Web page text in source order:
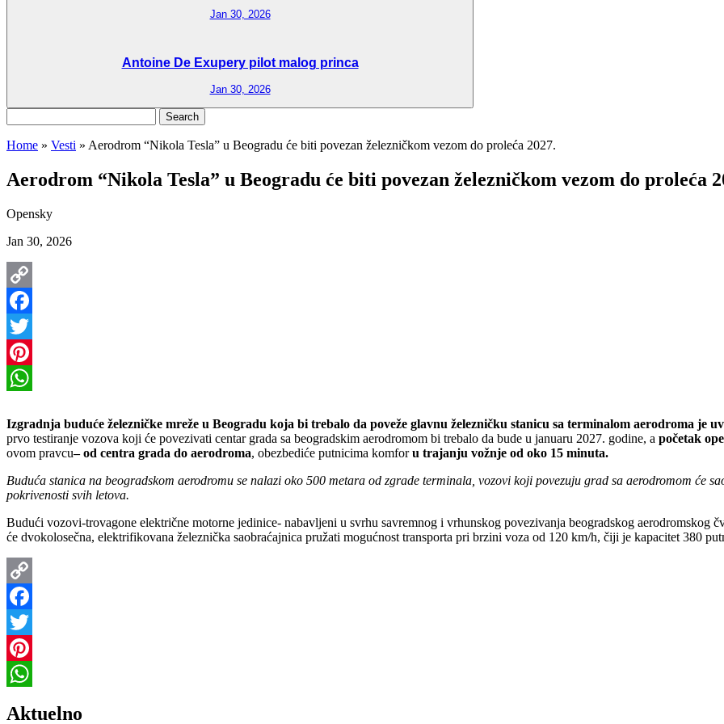
Jan 30, 2026
Antoine De Exupery pilot malog princa
Jan 30, 2026
for:
Home » Vesti » Aerodrom “Nikola Tesla” u Beogradu će biti povezan železničkom vezom do proleća 2027.
Aerodrom “Nikola Tesla” u Beogradu će biti povezan železničkom vezom do proleća
Opensky
Jan 30, 2026
Copy
Link
Facebook
Twitter
Pinterest
Izgradnja buduće železničke mreže u Beogradu koja bi trebalo da poveže glavnu železničku stanicu sa terminalom aerodroma je
prvo testiranje vozova koji će povezivati centar grada sa beogradskim aerodromom bi trebalo da bude u januaru 2027. godine, a početak
ovom pravcu– od centra grada do aerodroma, obezbediće putnicima komforu trajanju vožnje od oko 15 minuta.
Buduća stanica na beogradskom aerodromu se nalazi oko 500 metara od zgrade terminala, vozovi koji povezuju grad sa aerodromom će
pokrivenosti svih letova.
Budući vozovi-trovagone električne motorne jedinice- nabavljeni u svrhu savremnog i vrhunskog povezivanja beogradskog aerodromskog
će dvokolosečna, elektrifikovana železnička saobraćajnica pružati mogućnost transporta pri brzini voza od 120 km/h, čiji je kapacitet 380
Copy
Link
Facebook
Twitter
Pinterest
Aktuelno